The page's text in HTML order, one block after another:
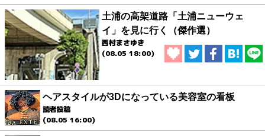
土浦の高架道路「土浦ニューウェ
イ」を見に行く（傑作選）
西村まさゆき
(08.05 18:00)
ヘアスタイルが3Dになっている美容室の看板
読者投稿
(08.05 16:00)